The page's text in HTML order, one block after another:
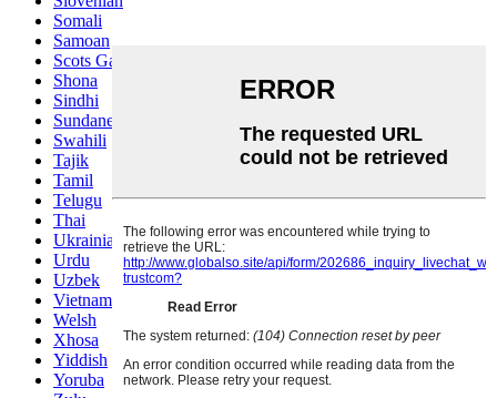
Somali
Samoan
Scots Gaelic
Shona
Sindhi
Sundanese
Swahili
Tajik
Tamil
Telugu
Thai
Ukrainian
Urdu
Uzbek
Vietnamese
Welsh
Xhosa
Yiddish
Yoruba